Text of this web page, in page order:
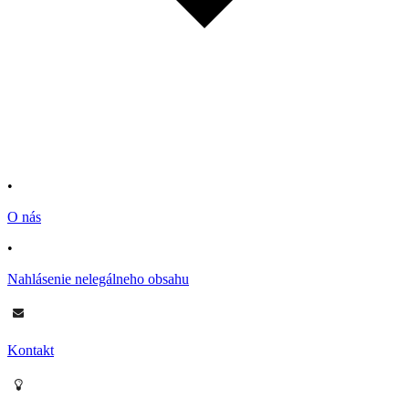
•
O nás
•
Nahlásenie nelegálneho obsahu
Kontakt